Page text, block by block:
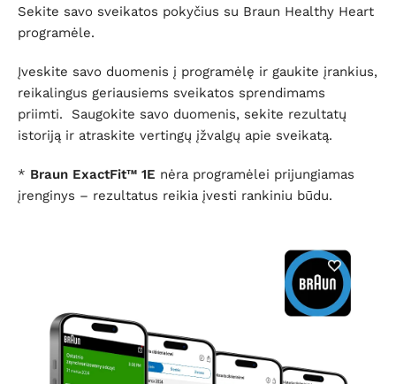
Sekite savo sveikatos pokyčius su Braun Healthy Heart
programėle.
Įveskite savo duomenis į programėlę ir gaukite įrankius,
reikalingus geriausiems sveikatos sprendimams
priimti. Saugokite savo duomenis, sekite rezultatų
istoriją ir atraskite vertingų įžvalgų apie sveikatą.
* Braun ExactFit™ 1E nėra programėlei prijungiamas
įrenginys – rezultatus reikia įvesti rankiniu būdu.